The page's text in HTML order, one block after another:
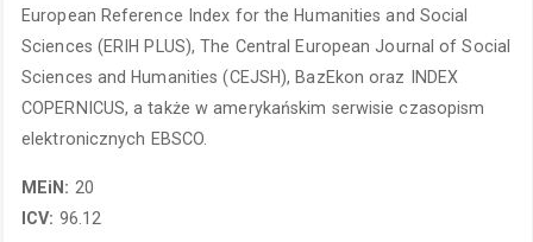
European Reference Index for the Humanities and Social
Sciences (ERIH PLUS), The Central European Journal of Social
Sciences and Humanities (CEJSH), BazEkon oraz INDEX
COPERNICUS, a także w amerykańskim serwisie czasopism
elektronicznych EBSCO.
MEiN: 20
ICV: 96.12